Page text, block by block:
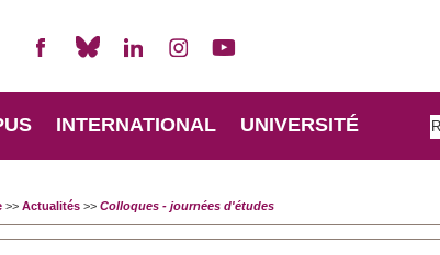
INTERNATIONAL UNIVERSITÉ
>> Actualités>> Colloques - journées d'études